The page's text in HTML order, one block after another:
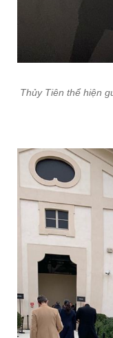
Thủy Tiên thể hiện